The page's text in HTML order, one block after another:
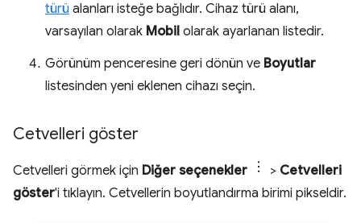
türü alanları isteğe bağlıdır. Cihaz türü alanı,
varsayılan olarak Mobil olarak ayarlanan listedir.
Görünüm penceresine geri dönün ve Boyutlar
listesinden yeni eklenen cihazı seçin.
Cetvelleri göster
Cetvelleri görmek için Diğer seçenekler > Cetvelleri
göster'i tıklayın. Cetvellerin boyutlandırma birimi pikseldir.